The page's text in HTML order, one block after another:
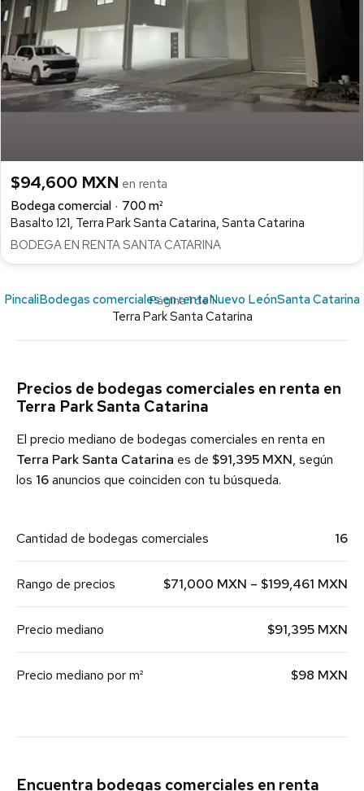
$94,600 MXN en renta
Bodega comercial
700 m²
Basalto 121, Terra Park Santa Catarina, Santa Catarina
BODEGA EN RENTA SANTA CATARINA
Página 1 de 1
PincaliBodegas comerciales en rentaNuevo LeónSanta Catarina
Terra Park Santa Catarina
Precios de bodegas comerciales en renta en
Terra Park Santa Catarina
El precio mediano de bodegas comerciales en renta en
Terra Park Santa Catarina es de $91,395 MXN, según
los 16anuncios que coinciden con tu búsqueda.
Cantidad de bodegas comerciales 16
Rango de precios $71,000 MXN – $199,461 MXN
Precio mediano $91,395 MXN
Precio mediano por m² $98 MXN
Encuentra bodegas comerciales en renta